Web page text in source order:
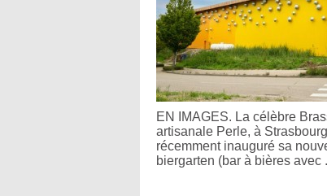
EN IMAGES. La célèbre
artisanale Perle, à
récemment inauguré sa
biergarten (bar à bières avec